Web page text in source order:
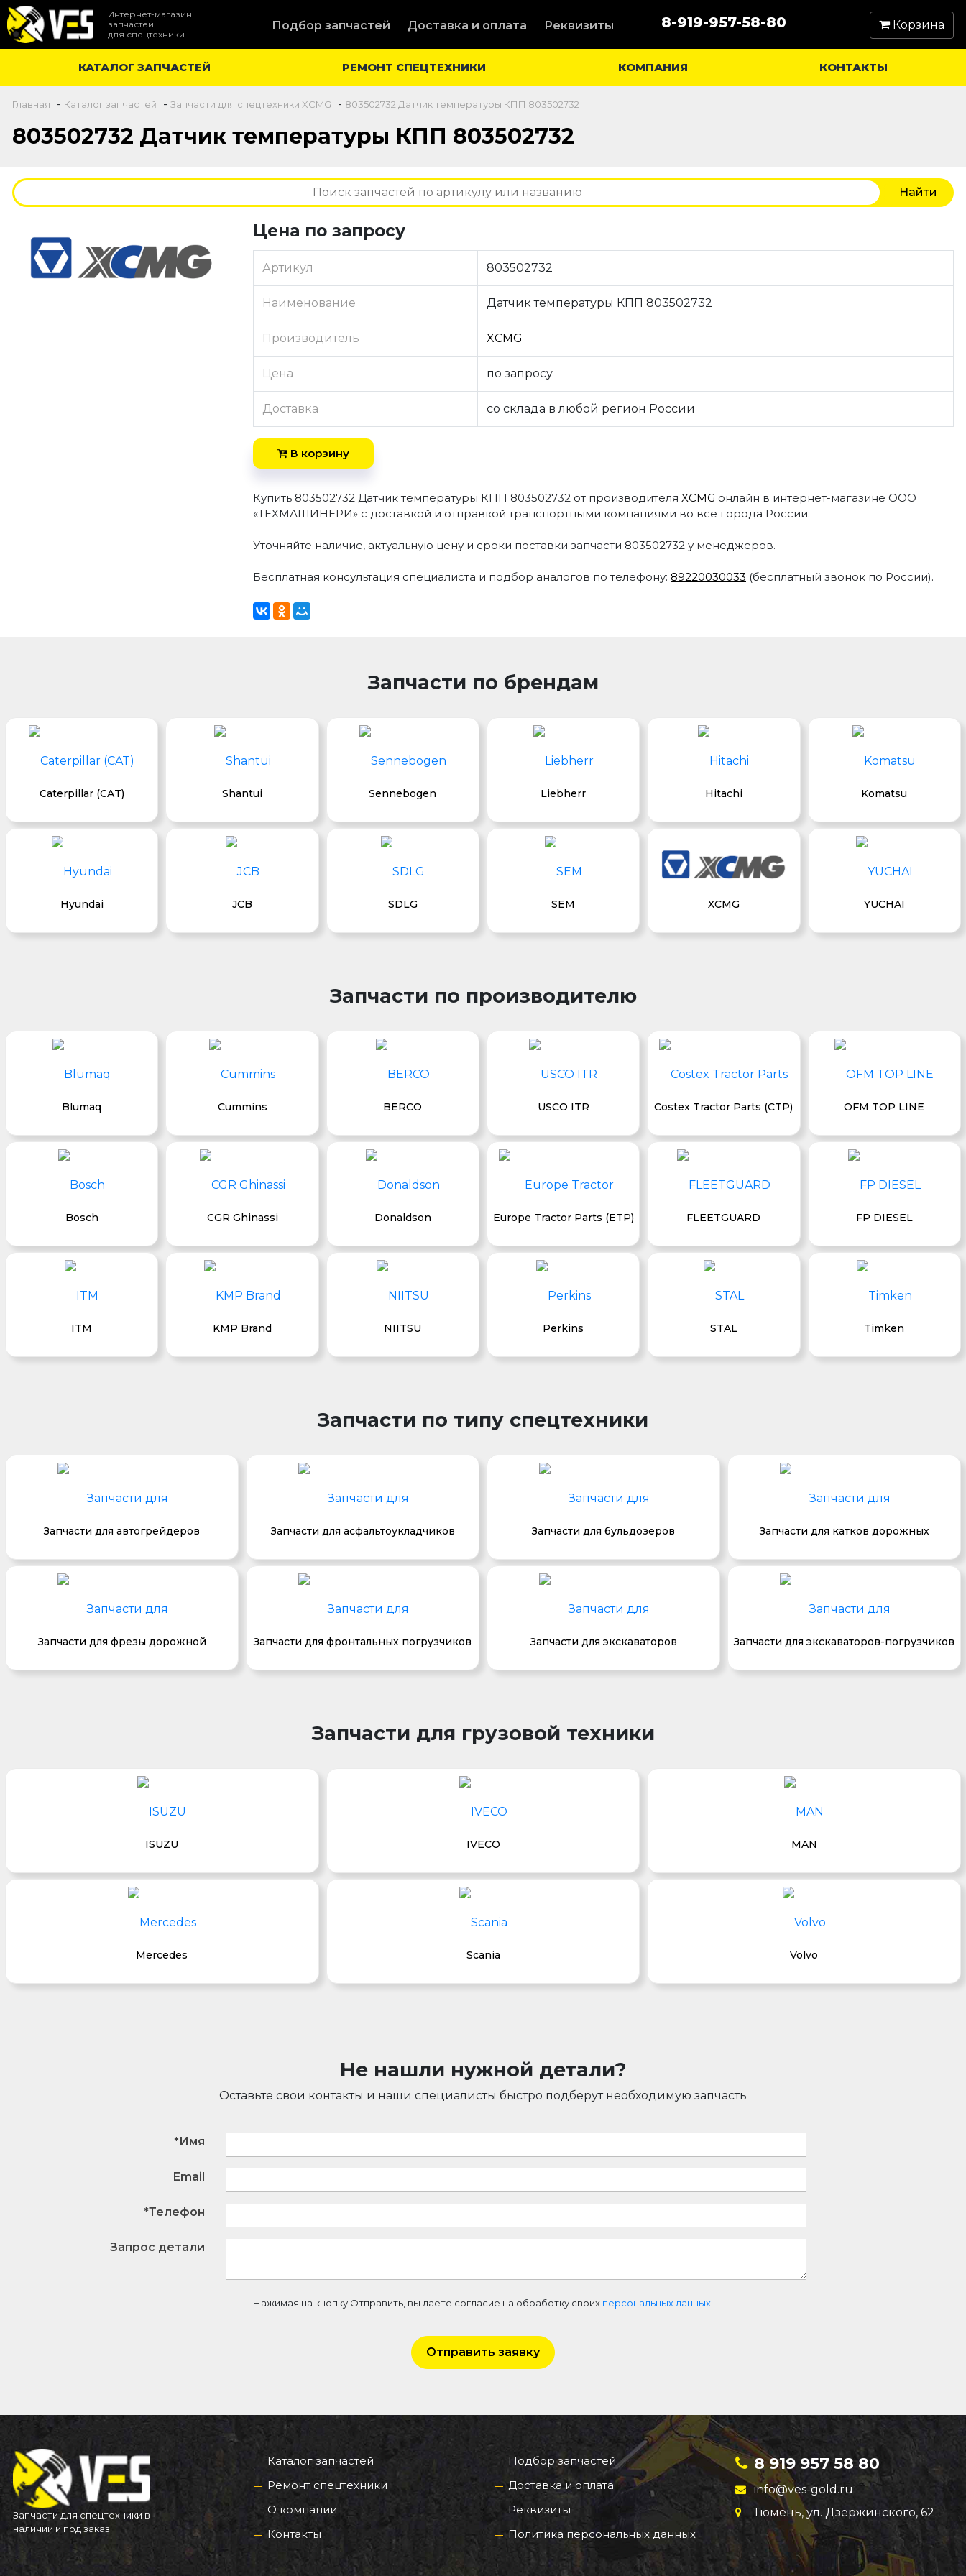
Интернет-магазин
запчастей
для спецтехники
Подбор запчастей Доставка и оплата Реквизиты 8-919-957-58-80 Корзина
КАТАЛОГ ЗАПЧАСТЕЙ РЕМОНТ СПЕЦТЕХНИКИ КОМПАНИЯ КОНТАКТЫ
Главная - Каталог запчастей - Запчасти для спецтехники XCMG - 803502732 Датчик температуры КПП 803502732
803502732 Датчик температуры КПП 803502732
Цена по запросу
Артикул 803502732
Наименование Датчик температуры КПП 803502732
Производитель XCMG
Цена по запросу
Доставка со склада в любой регион России
В корзину
Купить 803502732 Датчик температуры КПП 803502732 от производителя XCMG онлайн в интернет-магазине ООО
«ТЕХМАШИНЕРИ» с доставкой и отправкой транспортными компаниями во все города России.
Уточняйте наличие, актуальную цену и сроки поставки запчасти 803502732 у менеджеров.
Бесплатная консультация специалиста и подбор аналогов по телефону: 89220030033 (бесплатный звонок по России).
Запчасти по брендам
Caterpillar (CAT) Shantui Sennebogen Liebherr Hitachi Komatsu
Hyundai JCB SDLG SEM XCMG YUCHAI
Запчасти по производителю
Blumaq Cummins BERCO USCO ITR Costex Tractor Parts (CTP) OFM TOP LINE
Bosch CGR Ghinassi Donaldson Europe Tractor Parts (ETP) FLEETGUARD FP DIESEL
ITM KMP Brand NIITSU Perkins STAL Timken
Запчасти по типу спецтехники
Запчасти для автогрейдеров Запчасти для асфальтоукладчиков Запчасти для бульдозеров Запчасти для катков дорожных
Запчасти для фрезы дорожной Запчасти для фронтальных погрузчиков Запчасти для экскаваторов Запчасти для экскаваторов-погрузчиков
Запчасти для грузовой техники
ISUZU IVECO MAN
Mercedes Scania Volvo
Не нашли нужной детали?
Оставьте свои контакты и наши специалисты быстро подберут необходимую запчасть
*Имя
Email
*Телефон
Запрос детали
Нажимая на кнопку Отправить, вы даете согласие на обработку своих персональных данных.
Отправить заявку
Запчасти для спецтехники в
наличии и под заказ
Каталог запчастей
Ремонт спецтехники
О компании
Контакты
Подбор запчастей
Доставка и оплата
Реквизиты
Политика персональных данных
8 919 957 58 80
info@ves-gold.ru
Тюмень, ул. ​Дзержинского, 62